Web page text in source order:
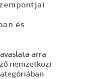
és
arra
nemzetközi